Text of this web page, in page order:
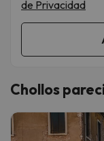
de Privacidad
Chollos